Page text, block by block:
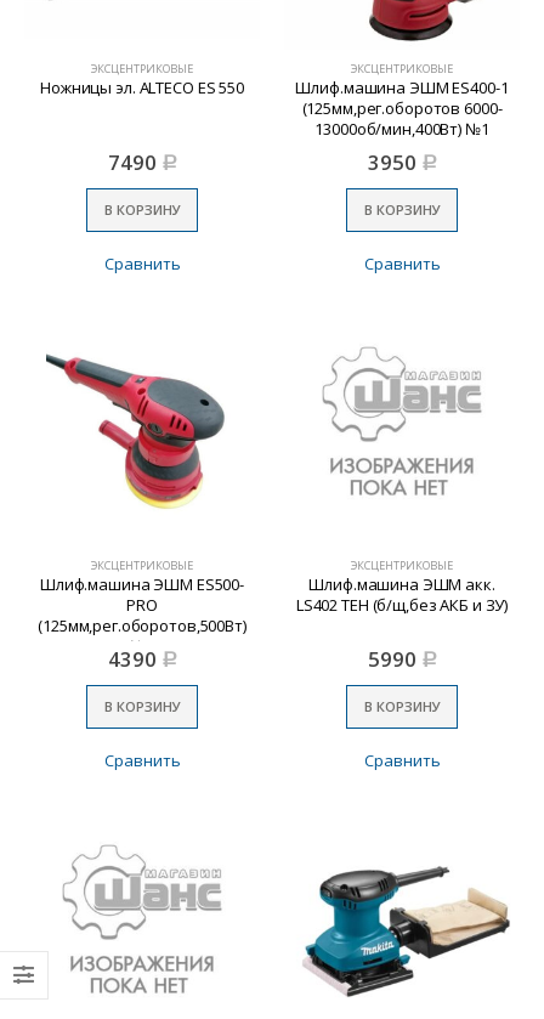
ЭКСЦЕНТРИКОВЫЕ
Ножницы эл. ALTECO ES 550
7490 Р
В КОРЗИНУ
Сравнить
ЭКСЦЕНТРИКОВЫЕ
Шлиф.машина ЭШМ ES400-1
(125мм,рег.оборотов 6000-
13000об/мин,400Вт) №1
3950 Р
В КОРЗИНУ
Сравнить
ЭКСЦЕНТРИКОВЫЕ
Шлиф.машина ЭШМ ES500-
PRO
(125мм,рег.оборотов,500Вт)
№1
4390 Р
В КОРЗИНУ
Сравнить
ЭКСЦЕНТРИКОВЫЕ
Шлиф.машина ЭШМ акк.
LS402 TEH (б/щ,без АКБ и ЗУ)
5990 Р
В КОРЗИНУ
Сравнить